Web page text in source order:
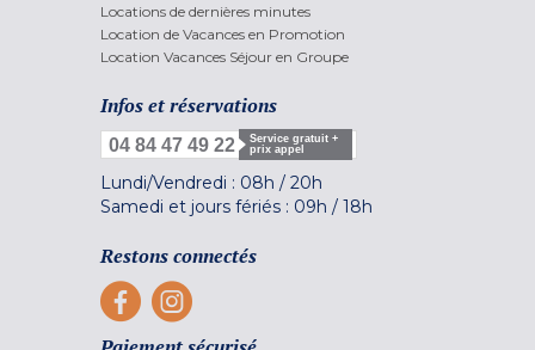
Locations de dernières minutes
Location de Vacances en Promotion
Location Vacances Séjour en Groupe
Infos et réservations
04 84 47 49 22
Service gratuit +
prix appel
Lundi/Vendredi : 08h / 20h
Samedi et jours fériés : 09h / 18h
Restons connectés